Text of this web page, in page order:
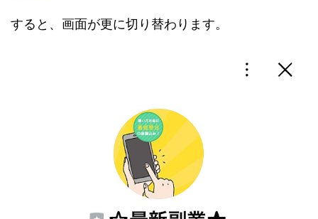
すると、画面が更に切り替わります。